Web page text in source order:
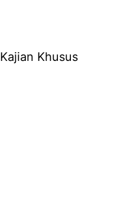
Kajian Khusus